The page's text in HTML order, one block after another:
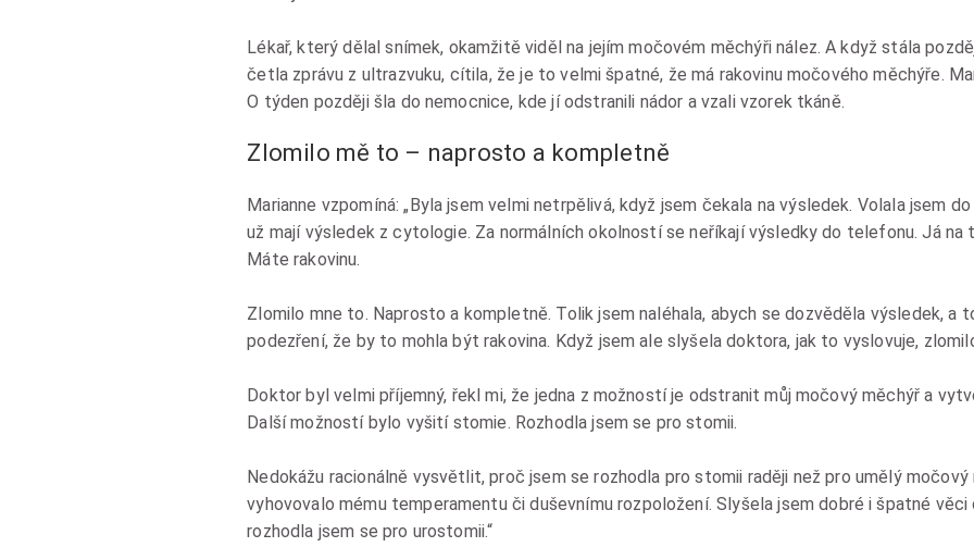
Lékař, který dělal snímek, okamžitě viděl na jejím močovém měchýři nález. A když stála
četla zprávu z ultrazvuku, cítila, že je to velmi špatné, že má rakovinu močového měchýře.
O týden později šla do nemocnice, kde jí odstranili nádor a vzali vzorek tkáně.
Zlomilo mě to – naprosto a kompletně
Marianne vzpomíná: „Byla jsem velmi netrpělivá, když jsem čekala na výsledek. Volala jsem
už mají výsledek z cytologie. Za normálních okolností se neříkají výsledky do telefonu. Já na
Máte rakovinu.
Zlomilo mne to. Naprosto a kompletně. Tolik jsem naléhala, abych se dozvěděla výsledek, a
podezření, že by to mohla být rakovina. Když jsem ale slyšela doktora, jak to vyslovuje,
Doktor byl velmi příjemný, řekl mi, že jedna z možností je odstranit můj močový měchýř a
Další možností bylo vyšití stomie. Rozhodla jsem se pro stomii.
Nedokážu racionálně vysvětlit, proč jsem se rozhodla pro stomii raději než pro umělý
vyhovovalo mému temperamentu či duševnímu rozpoložení. Slyšela jsem dobré i špatné
rozhodla jsem se pro urostomii.“